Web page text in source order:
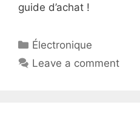
guide d’achat !
Électronique
Leave a comment